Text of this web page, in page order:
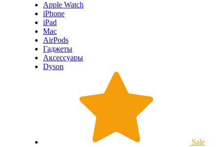
Apple Watch
iPhone
iPad
Mac
AirPods
Гаджеты
Аксессуары
Dyson
Sale